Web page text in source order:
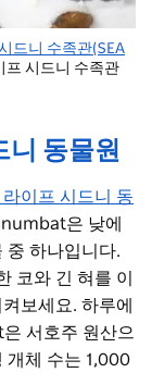
드니 수족관(SEA
프 시드니 수족관
니 동물원
이프 시드니 동
은 낮에
중 하나입니다.
코와 긴 혀를 이
보세요. 하루에
서호주 원산으
개체 수는 1,000